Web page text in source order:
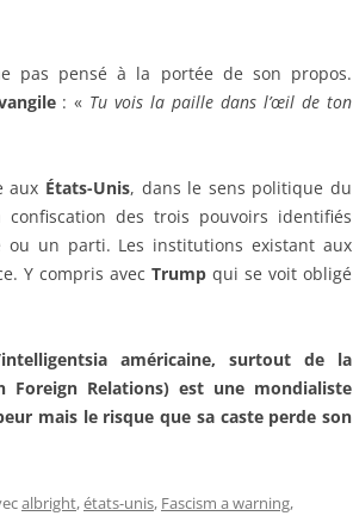
pas pensé à la portée de son propos.
: « Tu vois la paille dans l’œil de ton
aux États-Unis, dans le sens politique du
des trois pouvoirs identifiés
un parti. Les institutions existant aux
Y compris avec Trump qui se voit obligé
américaine, surtout de la
Foreign Relations) est une mondialiste
mais le risque que sa caste perde son
albright,états-unis, Fascism a warning,